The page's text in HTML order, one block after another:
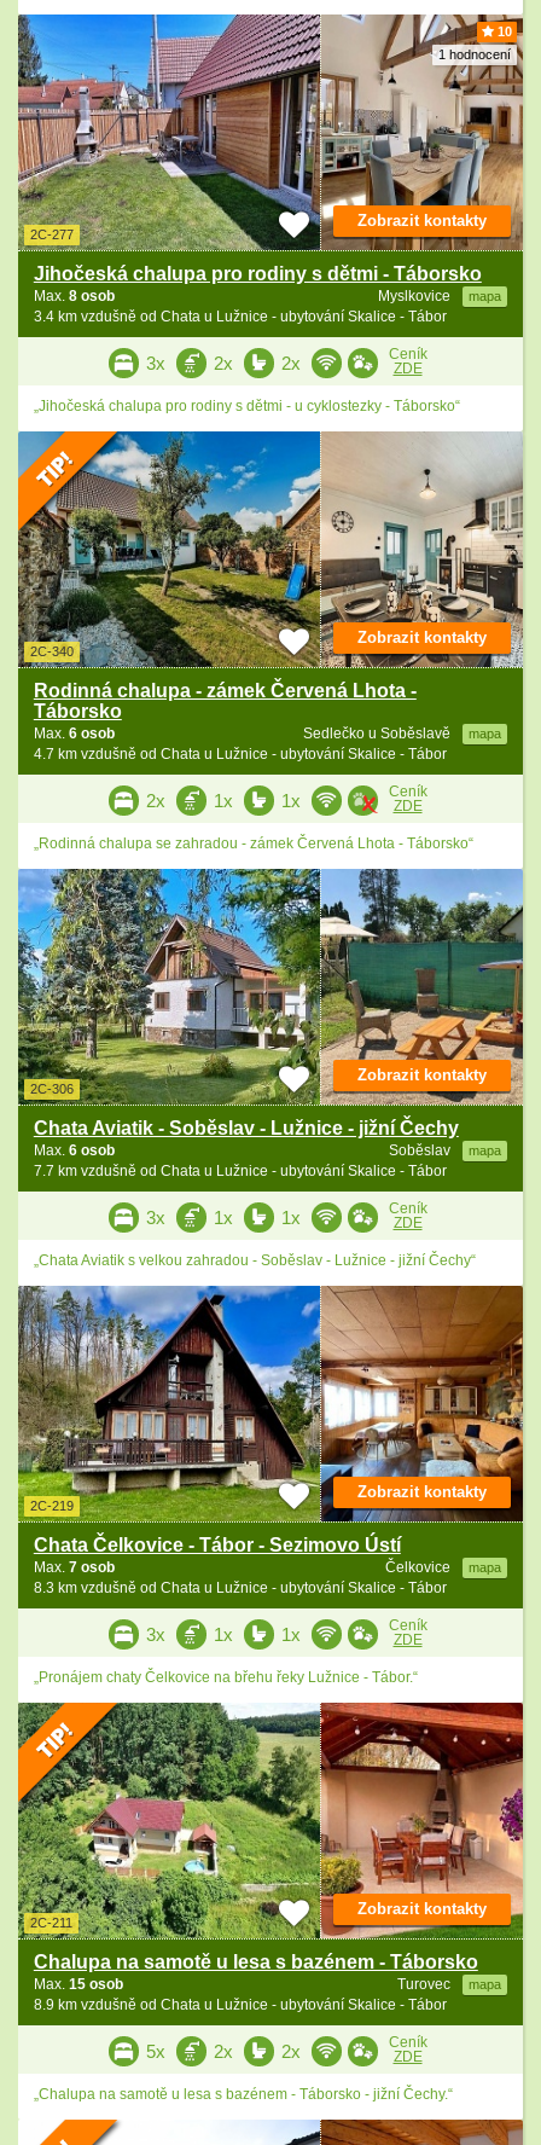
10
1 hodnocení
2C-277
Jihočeská chalupa pro rodiny s dětmi - Táborsko
Myslkovice mapa
Max. 8 osob
3.4 km vzdušně od Chata u Lužnice - ubytování Skalice - Tábor
Zobrazit kontakty
3x 2x 2x
Ceník
ZDE
„Jihočeská chalupa pro rodiny s dětmi - u cyklostezky - Táborsko“
2C-340
Rodinná chalupa - zámek Červená Lhota -
Táborsko
Sedlečko u Soběslavě mapa
Max. 6 osob
4.7 km vzdušně od Chata u Lužnice - ubytování Skalice - Tábor
Zobrazit kontakty
2x 1x 1x
Ceník
ZDE
„Rodinná chalupa se zahradou - zámek Červená Lhota - Táborsko“
2C-306
Chata Aviatik - Soběslav - Lužnice - jižní Čechy
Soběslav mapa
Max. 6 osob
7.7 km vzdušně od Chata u Lužnice - ubytování Skalice - Tábor
Zobrazit kontakty
3x 1x 1x
Ceník
ZDE
„Chata Aviatik s velkou zahradou - Soběslav - Lužnice - jižní Čechy“
2C-219
Chata Čelkovice - Tábor - Sezimovo Ústí
Čelkovice mapa
Max. 7 osob
8.3 km vzdušně od Chata u Lužnice - ubytování Skalice - Tábor
Zobrazit kontakty
3x 1x 1x
Ceník
ZDE
„Pronájem chaty Čelkovice na břehu řeky Lužnice - Tábor.“
2C-211
Chalupa na samotě u lesa s bazénem - Táborsko
Turovec mapa
Max. 15 osob
8.9 km vzdušně od Chata u Lužnice - ubytování Skalice - Tábor
Zobrazit kontakty
5x 2x 2x
Ceník
ZDE
„Chalupa na samotě u lesa s bazénem - Táborsko - jižní Čechy.“